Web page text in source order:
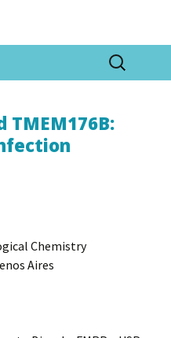
Pesquisar
por:
TMEM176B:
Chemistry
Aires